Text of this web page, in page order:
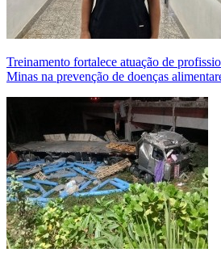
Treinamento fortalece atuação de
Minas na prevenção de doenças